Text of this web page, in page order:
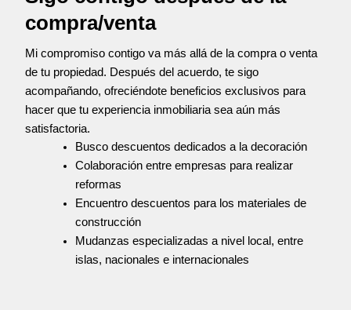
compra/venta
Mi compromiso contigo va más allá de la compra o venta
de tu propiedad. Después del acuerdo, te sigo
acompañando, ofreciéndote beneficios exclusivos para
hacer que tu experiencia inmobiliaria sea aún más
satisfactoria.
Busco descuentos dedicados a la decoración
Colaboración entre empresas para realizar
reformas
Encuentro descuentos para los materiales de
construcción
Mudanzas especializadas a nivel local, entre
islas, nacionales e internacionales